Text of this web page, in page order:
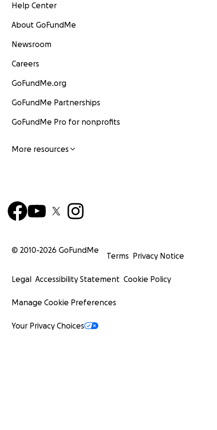
Help Center
About GoFundMe
Newsroom
Careers
GoFundMe.org
GoFundMe Partnerships
GoFundMe Pro for nonprofits
More resources
© 2010-2026 GoFundMe
Terms Privacy Notice
Legal Accessibility Statement Cookie Policy
Manage Cookie Preferences
Your Privacy Choices